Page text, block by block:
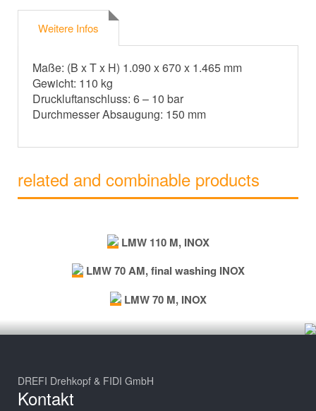
Weitere Infos
Maße: (B x T x H) 1.090 x 670 x 1.465 mm
Gewicht: 110 kg
Druckluftanschluss: 6 – 10 bar
Durchmesser Absaugung: 150 mm
related and combinable products
LMW 110 M, INOX
LMW 70 AM, final washing INOX
LMW 70 M, INOX
DREFI Drehkopf & FIDI GmbH
Kontakt